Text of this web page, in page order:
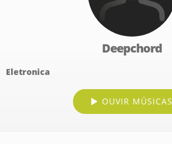
Deepchord
Eletronica
OUVIR MÚSICAS